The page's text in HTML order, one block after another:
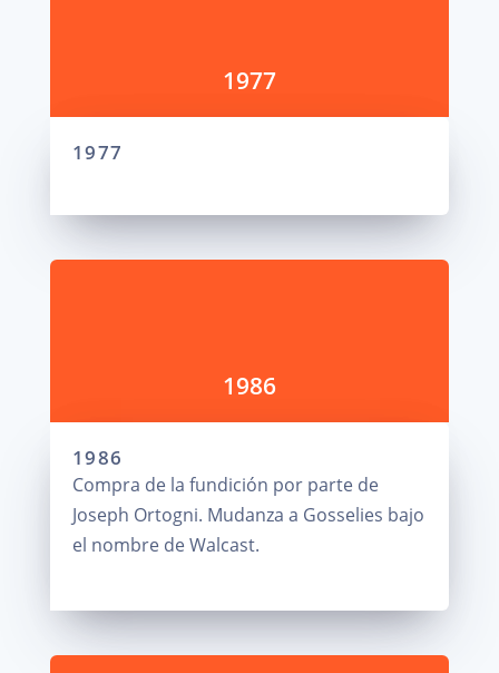
1977
1977
1986
1986
Compra de la fundición por parte de
Joseph Ortogni. Mudanza a Gosselies bajo
el nombre de Walcast.